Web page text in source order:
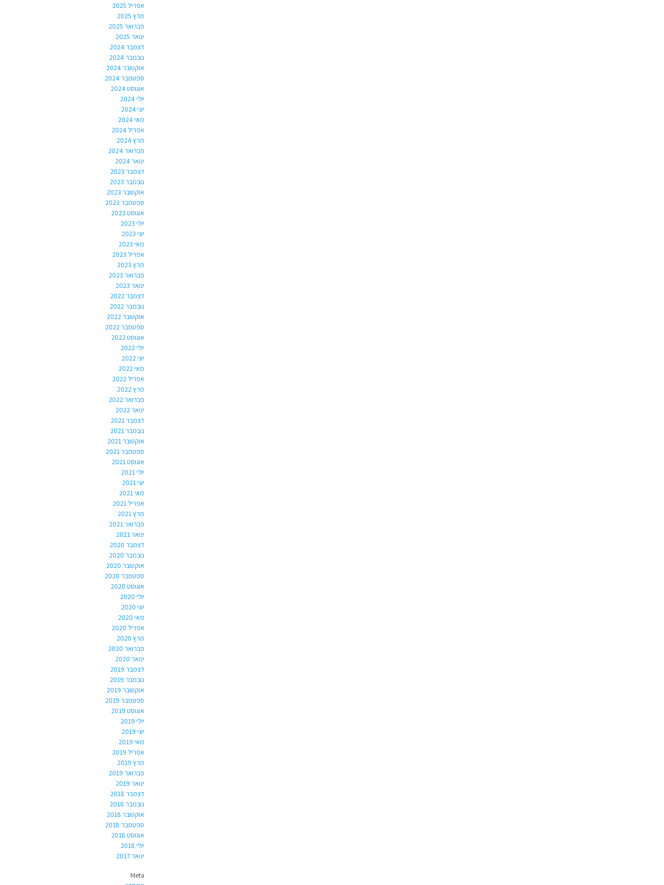
אפריל 2025
מרץ 2025
פברואר 2025
ינואר 2025
דצמבר 2024
נובמבר 2024
אוקטובר 2024
ספטמבר 2024
אוגוסט 2024
יולי 2024
יוני 2024
מאי 2024
אפריל 2024
מרץ 2024
פברואר 2024
ינואר 2024
דצמבר 2023
נובמבר 2023
אוקטובר 2023
ספטמבר 2023
אוגוסט 2023
יולי 2023
יוני 2023
מאי 2023
אפריל 2023
מרץ 2023
פברואר 2023
ינואר 2023
דצמבר 2022
נובמבר 2022
אוקטובר 2022
ספטמבר 2022
אוגוסט 2022
יולי 2022
יוני 2022
מאי 2022
אפריל 2022
מרץ 2022
פברואר 2022
ינואר 2022
דצמבר 2021
נובמבר 2021
אוקטובר 2021
ספטמבר 2021
אוגוסט 2021
יולי 2021
יוני 2021
מאי 2021
אפריל 2021
מרץ 2021
פברואר 2021
ינואר 2021
דצמבר 2020
נובמבר 2020
אוקטובר 2020
ספטמבר 2020
אוגוסט 2020
יולי 2020
יוני 2020
מאי 2020
אפריל 2020
מרץ 2020
פברואר 2020
ינואר 2020
דצמבר 2019
נובמבר 2019
אוקטובר 2019
ספטמבר 2019
אוגוסט 2019
יולי 2019
יוני 2019
מאי 2019
אפריל 2019
מרץ 2019
פברואר 2019
ינואר 2019
דצמבר 2018
נובמבר 2018
אוקטובר 2018
ספטמבר 2018
אוגוסט 2018
יולי 2018
ינואר 2017
Meta